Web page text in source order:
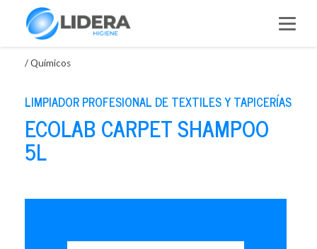
/Químicos
LIMPIADOR PROFESIONAL DE TEXTILES Y TAPICERÍAS
ECOLAB CARPET SHAMPOO
5L